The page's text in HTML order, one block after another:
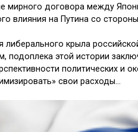
мирного договора между
влияния на Путина со
либерального крыла
подоплека этой истории
политических и
свои расходы…